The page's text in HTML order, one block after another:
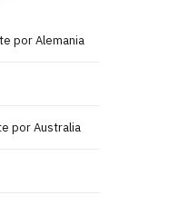
por Alemania
por Australia